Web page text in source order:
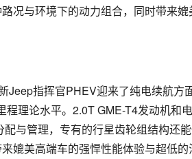
况与环境下的动力组合，同时带来媲
Jeep指挥官PHEV迎来了纯电续航方
理论水平。2.0T GME-T4发动机和
与管理，专有的行星齿轮组结构还
媲美高端车的强悍性能体验与超低的